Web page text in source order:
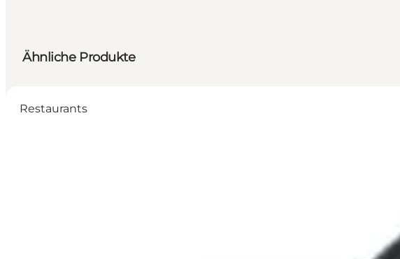
Ähnliche Produkte
Restaurants